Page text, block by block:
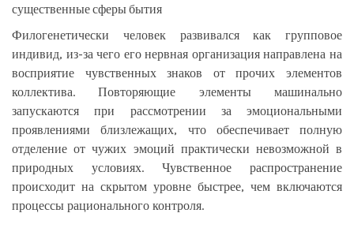
существенные сферы бытия
Филогенетически человек развивался как групповое
индивид, из-за чего его нервная организация направлена на
восприятие чувственных знаков от прочих элементов
коллектива. Повторяющие элементы машинально
запускаются при рассмотрении за эмоциональными
проявлениями близлежащих, что обеспечивает полную
отделение от чужих эмоций практически невозможной в
природных условиях. Чувственное распространение
происходит на скрытом уровне быстрее, чем включаются
процессы рационального контроля.